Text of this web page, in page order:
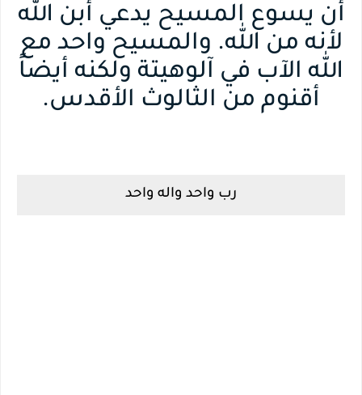
أن يسوع المسيح يدعي أبن الله
لأنه من الله. والمسيح واحد مع
الله الآب في آلوهيتة ولكنه أيضاً
أقنوم من الثالوث الأقدس.
رب واحد واله واحد